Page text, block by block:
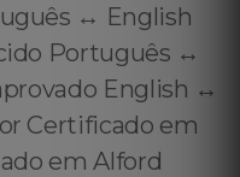
↔️ English
Português ↔️
English ↔️
Certificado em
em Alford